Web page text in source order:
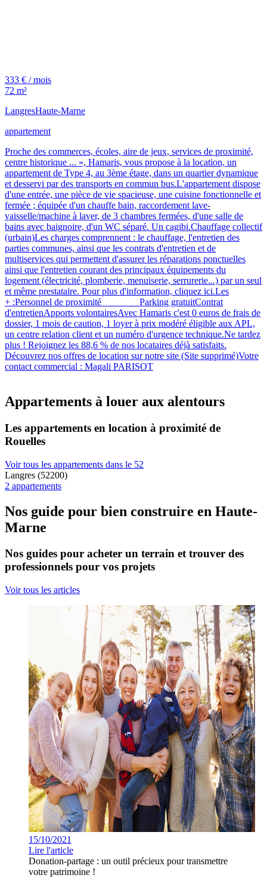
333 € / mois
72 m²
LangresHaute-Marne
appartement
Proche des commerces, écoles, aire de jeux, services de proximité,
centre historique ... », Hamaris, vous propose à la location, un
appartement de Type 4, au 3ème étage, dans un quartier dynamique
et desservi par des transports en commun bus.L'appartement dispose
d'une entrée, une pièce de vie spacieuse, une cuisine fonctionnelle et
fermée ; équipée d'un chauffe bain, raccordement lave-
vaisselle/machine à laver, de 3 chambres fermées, d'une salle de
bains avec baignoire, d'un WC séparé. Un cagibi.Chauffage collectif
(urbain)Les charges comprennent : le chauffage, l'entretien des
parties communes, ainsi que les contrats d'entretien et de
multiservices qui permettent d'assurer les réparations ponctuelles
ainsi que l'entretien courant des principaux équipements du
logement (électricité, plomberie, menuiserie, serrurerie...) par un seul
et même prestataire. Pour plus d'information, cliquez ici.Les
+ :Personnel de proximité Parking gratuitContrat
d'entretienApports volontairesAvec Hamaris c'est 0 euros de frais de
dossier, 1 mois de caution, 1 loyer à prix modéré éligible aux APL,
un centre relation client et un numéro d'urgence technique.Ne tardez
plus ! Rejoignez les 88,6 % de nos locataires déjà satisfaits.
Découvrez nos offres de location sur notre site (Site supprimé)Votre
contact commercial : Magali PARISOT
Appartements à louer aux alentours
Les appartements en location à proximité de
Rouelles
Voir tous les appartements dans le 52
Langres (52200)
2 appartements
Nos guide pour bien construire en Haute-
Marne
Nos guides pour acheter un terrain et trouver des
professionnels pour vos projets
Voir tous les articles
15/10/2021
Lire l'article
Donation-partage : un outil précieux pour transmettre
votre patrimoine !